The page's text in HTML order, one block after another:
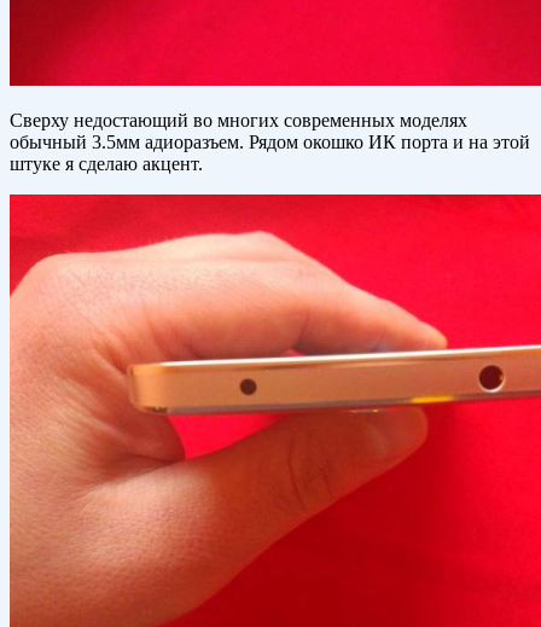
Сверху недостающий во многих современных моделях
обычный 3.5мм адиоразъем. Рядом окошко ИК порта и на этой
штуке я сделаю акцент.